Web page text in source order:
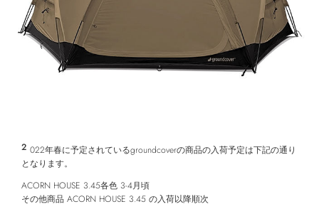
2 022年春に予定されているgroundcoverの商品の入荷予定は下記の通り
となります。
ACORN HOUSE 3.45各色 3-4月頃
その他商品 ACORN HOUSE 3.45 の入荷以降順次